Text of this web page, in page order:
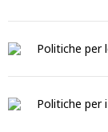
Politiche per
Politiche per